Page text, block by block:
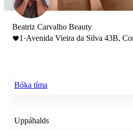
Beatriz Carvalho Beauty
1 ·Avenida Vieira da Silva 43B,
Bóka tíma
Uppáhalds